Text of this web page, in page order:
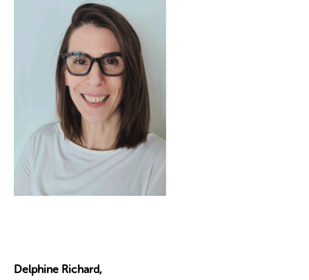
Delphine Richard,